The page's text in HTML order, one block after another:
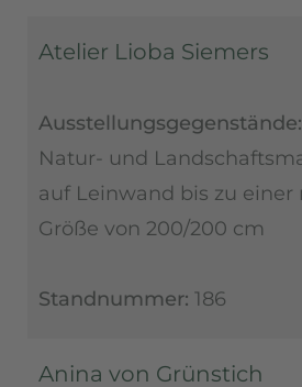
Atelier Lioba Siemers
Ausstellungsgegenstände:
Natur- und
auf Leinwand bis zu einer
Größe von 200/200 cm
Standnummer: 186
Anina von Grünstich